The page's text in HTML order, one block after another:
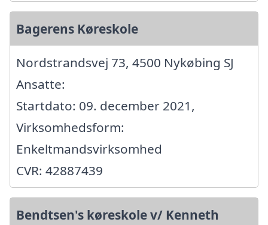
Bagerens Køreskole
Nordstrandsvej 73, 4500 Nykøbing SJ
Ansatte:
Startdato: 09. december 2021,
Virksomhedsform:
Enkeltmandsvirksomhed
CVR: 42887439
Bendtsen's køreskole v/ Kenneth